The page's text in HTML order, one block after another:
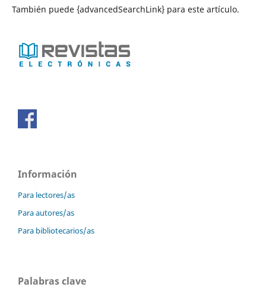
También puede {advancedSearchLink} para este artículo.
Información
Para lectores/as
Para autores/as
Para bibliotecarios/as
Palabras clave